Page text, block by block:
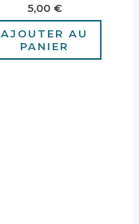
5,00 €
AJOUTER AU
PANIER